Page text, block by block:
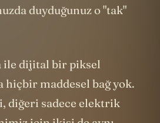
duyduğunuz o "tak"
ile dijital bir piksel
hiçbir maddesel bağ yok.
diğeri sadece elektrik